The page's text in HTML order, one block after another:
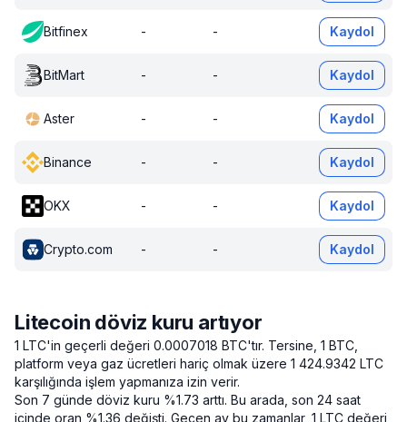
Bitfinex - - Kaydol
BitMart - - Kaydol
Aster - - Kaydol
Binance - - Kaydol
OKX - - Kaydol
Crypto.com - - Kaydol
Litecoin döviz kuru artıyor
1 LTC'in geçerli değeri 0.0007018 BTC'tır. Tersine, 1 BTC,
platform veya gaz ücretleri hariç olmak üzere 1 424.9342 LTC
karşılığında işlem yapmanıza izin verir.
Son 7 günde döviz kuru %1.73 arttı. Bu arada, son 24 saat
içinde oran %1.36 değişti. Geçen ay bu zamanlar, 1 LTC değeri